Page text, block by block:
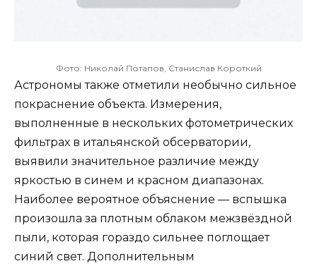
Фото: Николай Потапов, Станислав Короткий
Астрономы также отметили необычно сильное
покраснение объекта. Измерения,
выполненные в нескольких фотометрических
фильтрах в итальянской обсерватории,
выявили значительное различие между
яркостью в синем и красном диапазонах.
Наиболее вероятное объяснение — вспышка
произошла за плотным облаком межзвёздной
пыли, которая гораздо сильнее поглощает
синий свет. Дополнительным